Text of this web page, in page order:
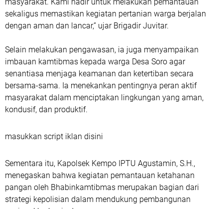
sekaligus memastikan kegiatan pertanian warga berjalan
dengan aman dan lancar,” ujar Brigadir Juvitar.
Selain melakukan pengawasan, ia juga menyampaikan
imbauan kamtibmas kepada warga Desa Soro agar
senantiasa menjaga keamanan dan ketertiban secara
bersama-sama. Ia menekankan pentingnya peran aktif
masyarakat dalam menciptakan lingkungan yang aman,
kondusif, dan produktif.
masukkan script iklan disini
Sementara itu, Kapolsek Kempo IPTU Agustamin, S.H.,
menegaskan bahwa kegiatan pemantauan ketahanan
pangan oleh Bhabinkamtibmas merupakan bagian dari
strategi kepolisian dalam mendukung pembangunan